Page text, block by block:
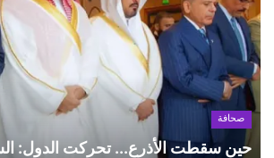
صحافة
حين سقطت الأذرع... تحركت الدول: